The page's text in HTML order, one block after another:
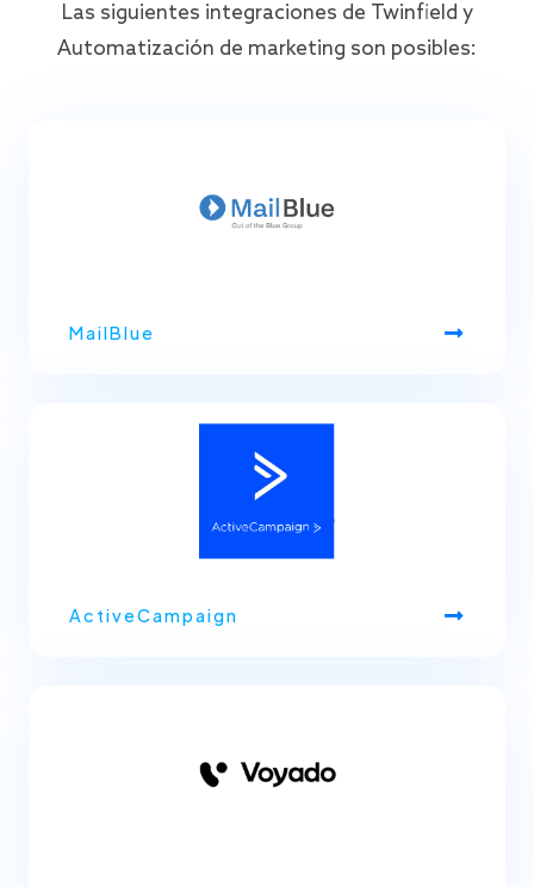
Las siguientes integraciones de Twinfield y
Automatización de marketing son posibles:
MailBlue
ActiveCampaign